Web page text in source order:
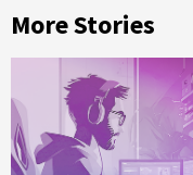
More Stories